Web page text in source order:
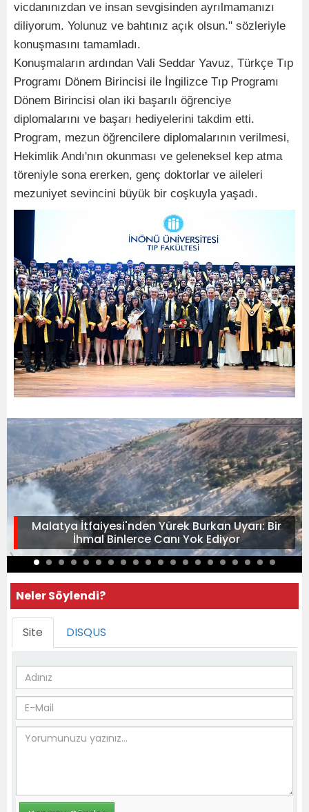
vicdanınızdan ve insan sevgisinden ayrılmamanızı
diliyorum. Yolunuz ve bahtınız açık olsun." sözleriyle
konuşmasını tamamladı.
Konuşmaların ardından Vali Seddar Yavuz, Türkçe Tıp
Programı Dönem Birincisi ile İngilizce Tıp Programı
Dönem Birincisi olan iki başarılı öğrenciye
diplomalarını ve başarı hediyelerini takdim etti.
Program, mezun öğrencilere diplomalarının verilmesi,
Hekimlik Andı'nın okunması ve geleneksel kep atma
töreniyle sona ererken, genç doktorlar ve aileleri
mezuniyet sevincini büyük bir coşkuyla yaşadı.
Malatya İtfaiyesi'nden Yürek Burkan Uyarı: Bir
İhmal Binlerce Canı Yok Ediyor
Neler Söylendi?
Site DISQUS